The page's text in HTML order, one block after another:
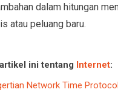
dalam hitungan
atau peluang baru.
ini tentang Internet:
Network Time